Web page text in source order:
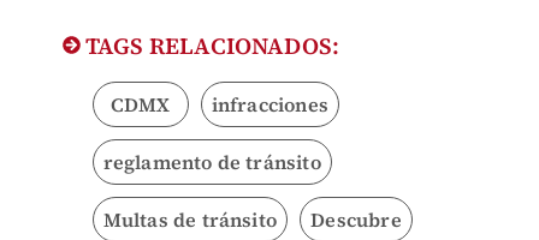
TAGS RELACIONADOS:
CDMX infracciones
reglamento de tránsito
Multas de tránsito Descubre